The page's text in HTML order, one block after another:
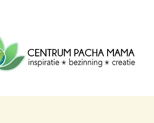
Centrum voor inspiratie, bezinning &
creatie.